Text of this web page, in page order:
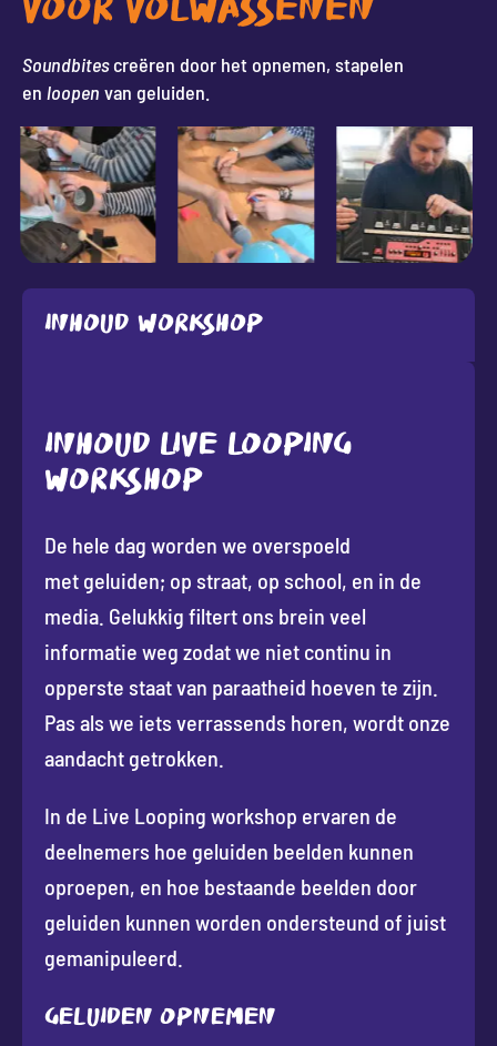
VOOR VOLWASSENEN
Soundbitescreëren door het opnemen, stapelen
en loopen van geluiden.
Inhoud workshop
INHOUD LIVE LOOPING
WORKSHOP
De hele dag worden we overspoeld
met geluiden; op straat, op school, en in de
media. Gelukkig filtert ons brein veel
informatie weg zodat we niet continu in
opperste staat van paraatheid hoeven te zijn.
Pas als we iets verrassends horen, wordt onze
aandacht getrokken.
In de Live Looping workshop ervaren de
deelnemers hoe geluiden beelden kunnen
oproepen, en hoe bestaande beelden door
geluiden kunnen worden ondersteund of juist
gemanipuleerd.
Geluiden opnemen